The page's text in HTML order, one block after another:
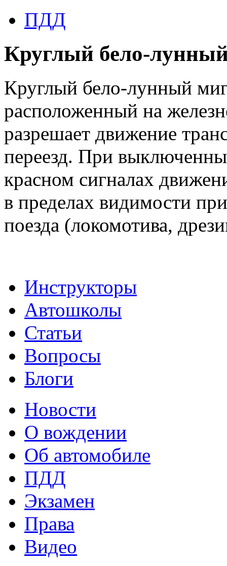
ПДД
Круглый бело-
Круглый бело-лунный
расположенный на
разрешает движение
переезд. При
красном сигналах
в пределах видимости
поезда (локомотива,
Инструкторы
Автошколы
Статьи
Вопросы
Блоги
Новости
О вождении
Об автомобиле
ПДД
Экзамен
Права
Видео